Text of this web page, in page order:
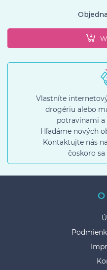
Vlastníte
drogériu alebo
potravinami
Hľadáme nových
Kontaktujte nás na
čoskoro